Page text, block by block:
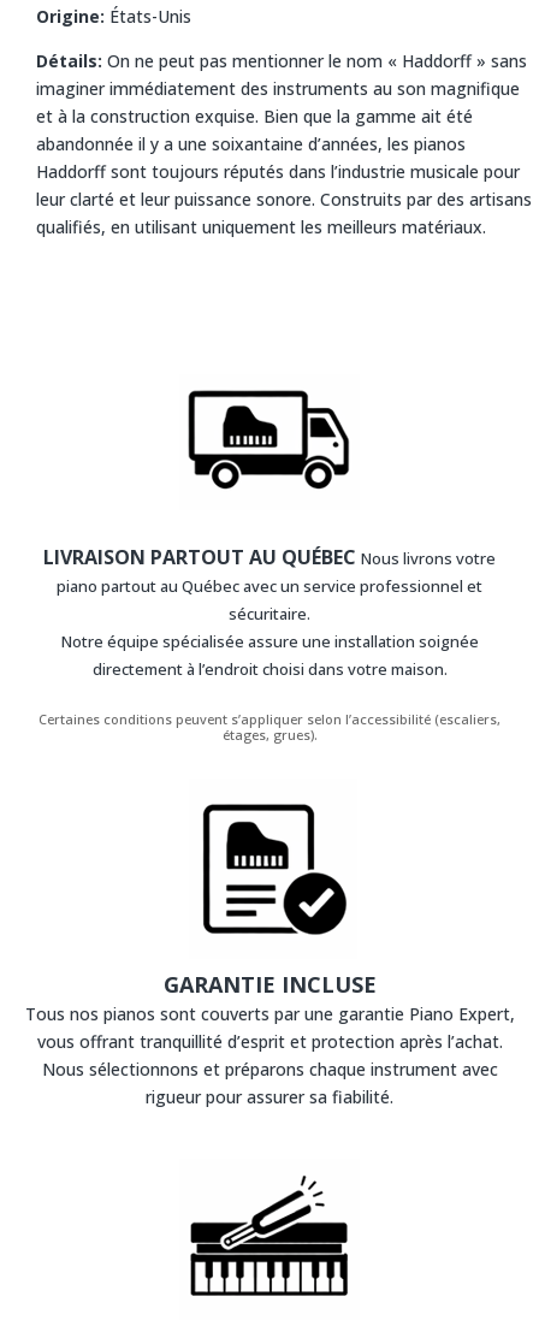
Origine: États-Unis
Détails: On ne peut pas mentionner le nom « Haddorff » sans
imaginer immédiatement des instruments au son magnifique
et à la construction exquise. Bien que la gamme ait été
abandonnée il y a une soixantaine d’années, les pianos
Haddorff sont toujours réputés dans l’industrie musicale pour
leur clarté et leur puissance sonore. Construits par des artisans
qualifiés, en utilisant uniquement les meilleurs matériaux.
LIVRAISON PARTOUT AU QUÉBEC Nous livrons votre
piano partout au Québec avec un service professionnel et
sécuritaire.
Notre équipe spécialisée assure une installation soignée
directement à l’endroit choisi dans votre maison.
Certaines conditions peuvent s’appliquer selon l’accessibilité (escaliers,
étages, grues).
GARANTIE INCLUSE
Tous nos pianos sont couverts par une garantie Piano Expert,
vous offrant tranquillité d’esprit et protection après l’achat.
Nous sélectionnons et préparons chaque instrument avec
rigueur pour assurer sa fiabilité.